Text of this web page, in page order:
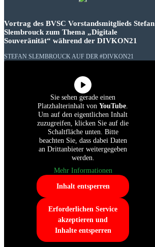
Vortrag des BVSC Vorstandsmitglieds Stefan
Slembrouck zum Thema „Digitale
Souveränität“ während der DIVKON21
STEFAN SLEMBROUCK AUF DER #DIVKON21
Sie sehen gerade einen
Platzhalterinhalt von YouTube.
Um auf den eigentlichen Inhalt
zuzugreifen, klicken Sie auf die
Schaltfläche unten. Bitte
beachten Sie, dass dabei Daten
an Drittanbieter weitergegeben
werden.
Mehr Informationen
Inhalt entsperren
Erforderlichen Service
akzeptieren und
Inhalte entsperren